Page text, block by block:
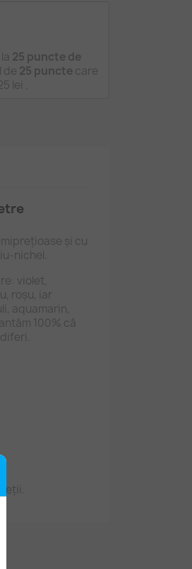
25 puncte de
de 25 puncte care
lei
și cu
violet,
roșu, iar
aquamarin,
100% că